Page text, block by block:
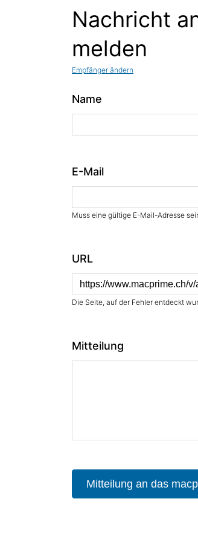
Nachricht
melden
Empfänger ändern
Name
E-Mail
Muss eine gültige E-Mail-Adresse
URL
Die Seite, auf der Fehler entdeckt
Mitteilung
Mitteilung an das